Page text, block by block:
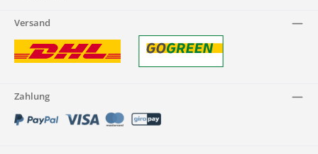
Versand
Zahlung